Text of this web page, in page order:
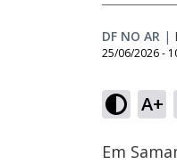
DF NO AR |
25/06/2026 -
A+
Em